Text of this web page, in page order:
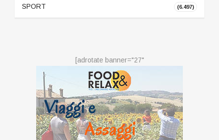
SPORT (6.497)
[adrotate banner="27"